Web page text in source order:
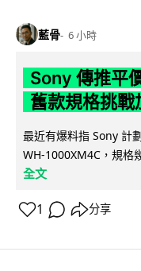
藍骨 6 小時
Sony 傳推平
舊款規格挑戰
最近有爆料指 Sony 計
WH-1000XM4C，規格
全文
1 分享